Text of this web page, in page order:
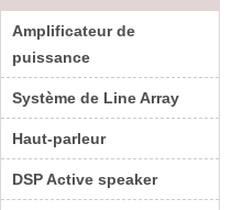
Amplificateur de
puissance
Système de Line Array
Haut-parleur
DSP Active speaker